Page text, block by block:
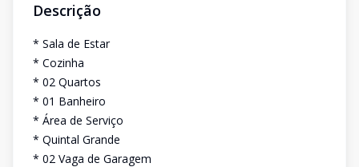
Descrição
* Sala de Estar
* Cozinha
* 02 Quartos
* 01 Banheiro
* Área de Serviço
* Quintal Grande
* 02 Vaga de Garagem